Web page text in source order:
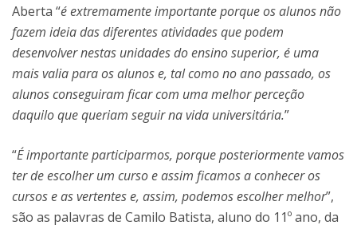
Aberta “é extremamente importante porque os alunos não
fazem ideia das diferentes atividades que podem
desenvolver nestas unidades do ensino superior, é uma
mais valia para os alunos e, tal como no ano passado, os
alunos conseguiram ficar com uma melhor perceção
daquilo que queriam seguir na vida universitária.”
“É importante participarmos, porque posteriormente vamos
ter de escolher um curso e assim ficamos a conhecer os
cursos e as vertentes e, assim, podemos escolher melhor”,
são as palavras de Camilo Batista, aluno do 11º ano, da